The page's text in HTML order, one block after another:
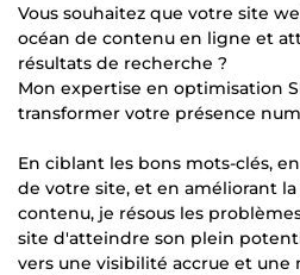
Vous souhaitez que votre site
océan de contenu en ligne et
résultats de recherche ?
Mon expertise en optimisation
transformer votre présence
En ciblant les bons mots-clés,
de votre site, et en améliorant
contenu, je résous les
site d'atteindre son plein
vers une visibilité accrue et